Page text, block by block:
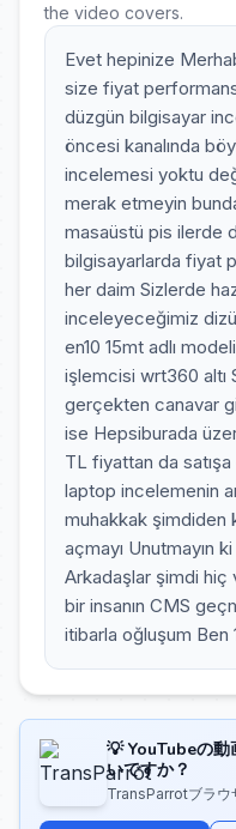
the video covers.
Evet hepinize
size fiyat
düzgün bilgisayar
öncesi kanalında
incelemesi yoktu
merak etmeyin
masaüstü pis ilerde
bilgisayarlarda fiyat
her daim Sizlerde
inceleyeceğimiz
en10 15mt adlı
işlemcisi wrt360 altı
gerçekten canavar
ise Hepsiburada
TL fiyattan da
laptop incelemenin
muhakkak şimdiden
açmayı Unutmayın
Arkadaşlar şimdi
bir insanın CMS
itibarla oğluşum Ben
💡 YouTubeの
いですか？
TransParrotブラウ